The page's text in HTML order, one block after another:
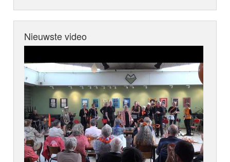
Nieuwste video